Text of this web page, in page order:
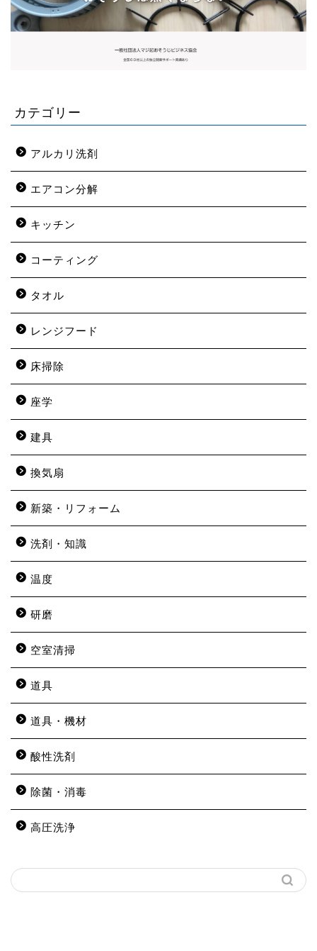
カテゴリー
アルカリ洗剤
エアコン分解
キッチン
コーティング
タオル
レンジフード
床掃除
座学
建具
換気扇
新築・リフォーム
洗剤・知識
温度
研磨
空室清掃
道具
道具・機材
酸性洗剤
除菌・消毒
高圧洗浄